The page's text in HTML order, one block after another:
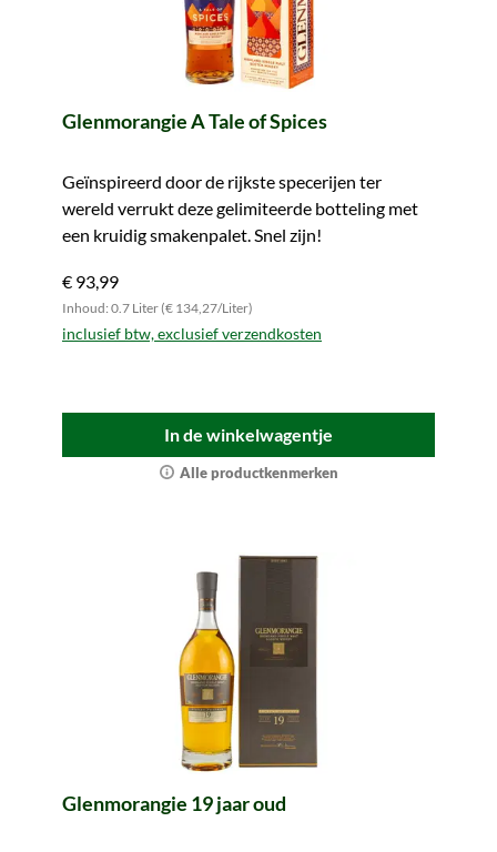
Glenmorangie A Tale of Spices
Geïnspireerd door de rijkste specerijen ter
wereld verrukt deze gelimiteerde botteling met
een kruidig smakenpalet. Snel zijn!
€ 93,99
Inhoud: 0.7 Liter (€ 134,27/Liter)
inclusief btw, exclusief verzendkosten
In de winkelwagentje
Alle productkenmerken
Glenmorangie 19 jaar oud